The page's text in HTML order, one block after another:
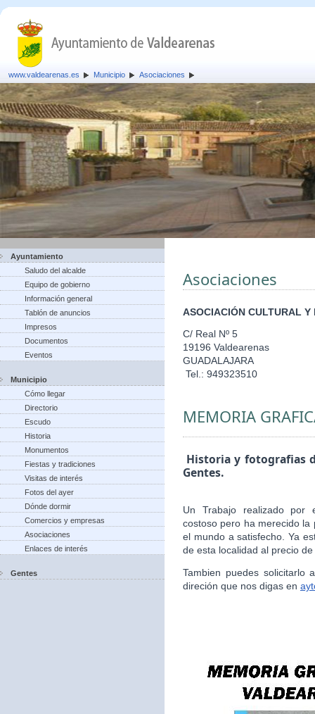
www.valdearenas.es Municipio Asociaciones
Ayuntamiento
Saludo del alcalde
Equipo de gobierno
Información general
Tablón de anuncios
Impresos
Documentos
Eventos
Municipio
Cómo llegar
Directorio
Escudo
Historia
Monumentos
Fiestas y tradiciones
Visitas de interés
Fotos del ayer
Dónde dormir
Comercios y empresas
Asociaciones
Enlaces de interés
Gentes
Asociaciones
ASOCIACIÓN CULTURAL Y
C/ Real Nº 5
19196 Valdearenas
GUADALAJARA
Tel.: 949323510
MEMORIA
Historia y fotografias
Gentes.
Un Trabajo realizado por
costoso pero ha merecido
el mundo a satisfecho. Ya
de esta localidad al precio
Tambien puedes
direción que nos digas en